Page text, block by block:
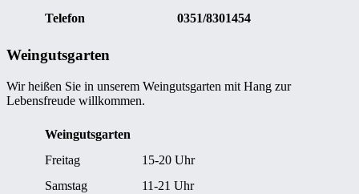
Telefon
0351/8301454
Weingutsgarten
Wir heißen Sie in unserem Weingutsgarten mit Hang zur
Lebensfreude willkommen.
Weingutsgarten
Freitag
15-20 Uhr
Samstag
11-21 Uhr